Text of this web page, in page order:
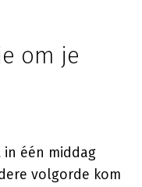
om je
in één middag
volgorde kom